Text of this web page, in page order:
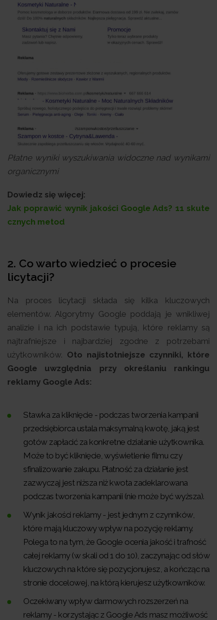
Płatne wyniki wyszukiwania widoczne nad wynikami
organicznymi
Dowiedz się więcej:
Jak poprawić wynik jakości Google Ads? 11 skute
cznych metod
2. Co warto wiedzieć o procesie
licytacji?
Na proces licytacji składa się kilka kluczowych
elementów. Algorytmy Google poddają je wnikliwej
analizie i na ich podstawie typują, które reklamy są
najtrafniejsze i najbardziej zgodne z potrzebami
użytkowników. Oto najistotniejsze czynniki, które
Google uwzględnia przy określaniu rankingu
reklamy Google Ads:
Stawka za kliknięcie - podczas tworzenia kampanii
przedsiębiorca ustala maksymalną kwotę, jaką jest
gotów zapłacić za konkretne działanie użytkownika.
Może to być kliknięcie, wyświetlenie filmu czy
sfinalizowanie zakupu. Płatność za działanie jest
zazwyczaj jest niższa niż kwota zadeklarowana
podczas tworzenia kampanii (nie może być wyższa).
Wynik jakości reklamy - jest jednym z czynników,
które mają kluczowy wpływ na pozycję reklamy.
Polega to na tym, że Google ocenia jakość i trafność
całej reklamy (w skali od 1 do 10), zaczynając od słów
kluczowych na które się pozycjonujesz, a kończąc na
stronie docelowej, na którą kierujesz użytkowników.
Oczekiwany wpływ darmowych rozszerzeń na
reklamy - korzystając z Google Ads masz możliwość